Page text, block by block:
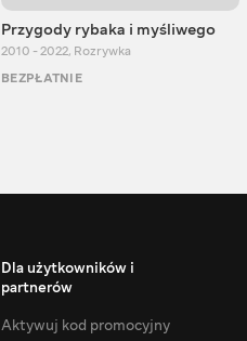
Przygody rybaka i myśliwego
2010 - 2022, Rozrywka
BEZPŁATNIE
Dla użytkowników i
partnerów
Aktywuj kod promocyjny